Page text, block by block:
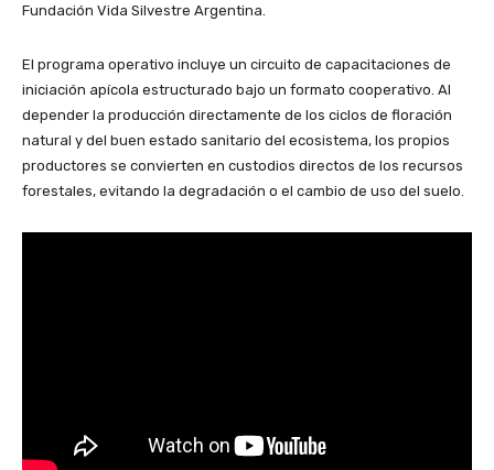
Fundación Vida Silvestre Argentina.
El programa operativo incluye un circuito de capacitaciones de
iniciación apícola estructurado bajo un formato cooperativo. Al
depender la producción directamente de los ciclos de floración
natural y del buen estado sanitario del ecosistema, los propios
productores se convierten en custodios directos de los recursos
forestales, evitando la degradación o el cambio de uso del suelo.